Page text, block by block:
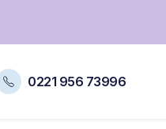
0221 956 73996